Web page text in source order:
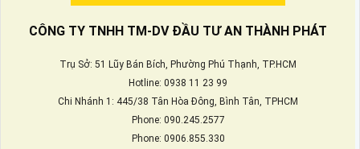
CÔNG TY TNHH TM-DV ĐẦU TƯ AN THÀNH PHÁT
Trụ Sở: 51 Lũy Bán Bích, Phường Phú Thạnh, TP.HCM
Hotline: 0938 11 23 99
Chi Nhánh 1: 445/38 Tân Hòa Đông, Bình Tân, TPHCM
Phone: 090.245.2577
Phone: 0906.855.330